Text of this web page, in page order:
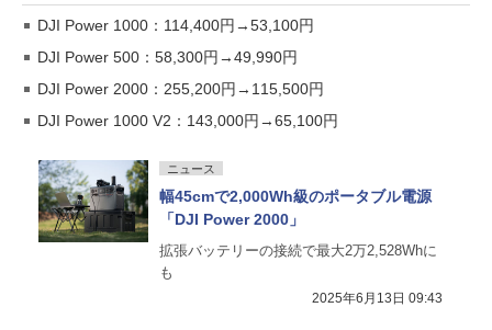
DJI Power 1000：114,400円→53,100円
DJI Power 500：58,300円→49,990円
DJI Power 2000：255,200円→115,500円
DJI Power 1000 V2：143,000円→65,100円
ニュース
幅45cmで2,000Wh級のポータブル電源
「DJI Power 2000」
拡張バッテリーの接続で最大2万2,528Whに
も
2025年6月13日 09:43